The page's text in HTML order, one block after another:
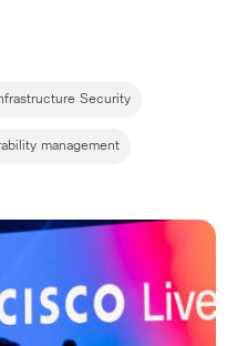
Security
management